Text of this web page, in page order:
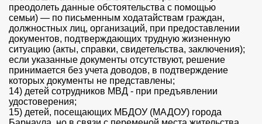
преодолеть данные обстоятельства с помощью
семьи) — по письменным ходатайствам граждан,
должностных лиц, организаций, при предоставлении
документов, подтверждающих трудную жизненную
ситуацию (акты, справки, свидетельства, заключения);
если указанные документы отсутствуют, решение
принимается без учета доводов, в подтверждение
которых документы не представлены;
14) детей сотрудников МВД - при предъявлении
удостоверения;
15) детей, посещающих МБДОУ (МАДОУ) города